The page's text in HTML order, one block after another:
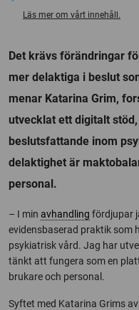
Läs mer om vårt innehåll.
Det krävs förändringar
mer delaktiga i beslut
menar Katarina Grim,
utvecklat ett digitalt
beslutsfattande inom
delaktighet är
personal.
– I min avhandling fördjupar
evidensbaserad praktik som
psykiatrisk vård. Jag har
tänkt att fungera som en
brukare och personal.
Syftet med Katarina Grims